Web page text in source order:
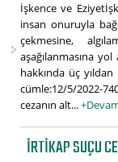
İşkence ve
insan onuruyla
çekmesine,
aşağılanmasına
hakkında üç
cümle:12/5/2022-
cezanın alt...
İRTIKAP SUÇU